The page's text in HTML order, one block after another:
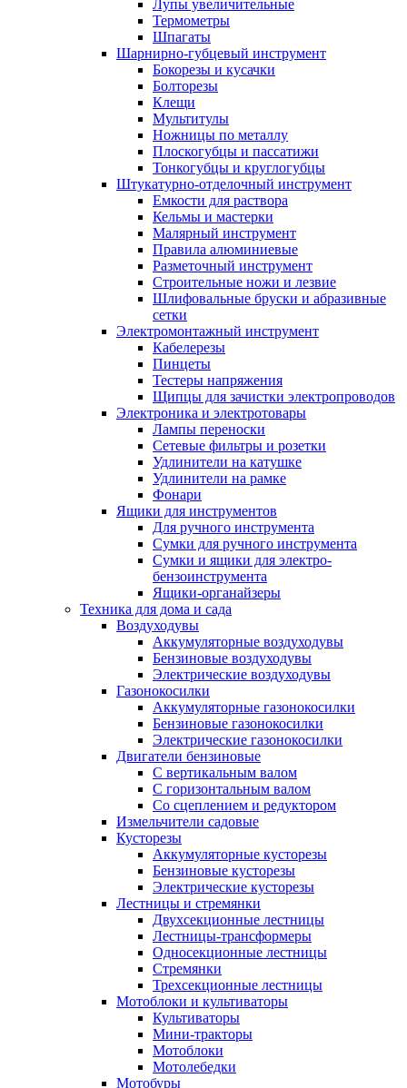
Лупы увеличительные
Термометры
Шпагаты
Шарнирно-губцевый инструмент
Бокорезы и кусачки
Болторезы
Клещи
Мультитулы
Ножницы по металлу
Плоскогубцы и пассатижи
Тонкогубцы и круглогубцы
Штукатурно-отделочный инструмент
Емкости для раствора
Кельмы и мастерки
Малярный инструмент
Правила алюминиевые
Разметочный инструмент
Строительные ножи и лезвие
Шлифовальные бруски и абразивные
сетки
Электромонтажный инструмент
Кабелерезы
Пинцеты
Тестеры напряжения
Щипцы для зачистки электропроводов
Электроника и электротовары
Лампы переноски
Сетевые фильтры и розетки
Удлинители на катушке
Удлинители на рамке
Фонари
Ящики для инструментов
Для ручного инструмента
Сумки для ручного инструмента
Сумки и ящики для электро-
бензоинструмента
Ящики-органайзеры
Техника для дома и сада
Воздуходувы
Аккумуляторные воздуходувы
Бензиновые воздуходувы
Электрические воздуходувы
Газонокосилки
Аккумуляторные газонокосилки
Бензиновые газонокосилки
Электрические газонокосилки
Двигатели бензиновые
С вертикальным валом
С горизонтальным валом
Со сцеплением и редуктором
Измельчители садовые
Кусторезы
Аккумуляторные кусторезы
Бензиновые кусторезы
Электрические кусторезы
Лестницы и стремянки
Двухсекционные лестницы
Лестницы-трансформеры
Односекционные лестницы
Стремянки
Трехсекционные лестницы
Мотоблоки и культиваторы
Культиваторы
Мини-тракторы
Мотоблоки
Мотолебедки
Мотобуры